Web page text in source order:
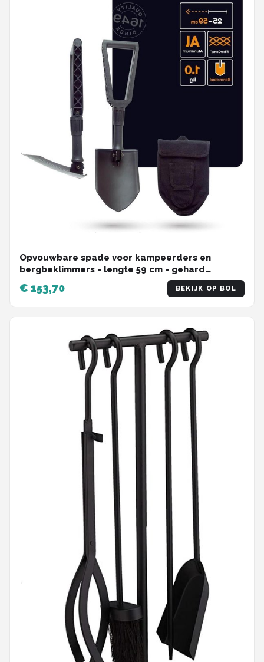
Opvouwbare spade voor kampeerders en
bergbeklimmers - lengte 59 cm - gehard
boorstaal - zwart - met canvastas
€ 153,70 BEKIJK OP BOL